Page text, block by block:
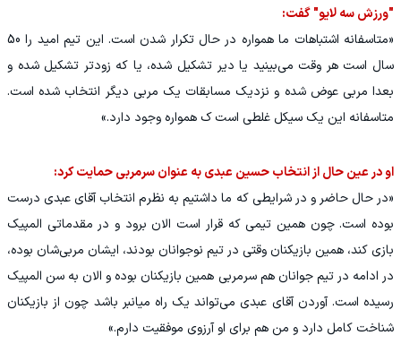
"ورزش سه لایو" گفت:
«متاسفانه اشتباهات ما همواره در حال تکرار شدن است. این تیم امید را 50
سال است هر وقت می‌بینید یا دیر تشکیل شده، یا که زودتر تشکیل شده و
بعدا مربی عوض شده و نزدیک مسابقات یک مربی دیگر انتخاب شده است.
متاسفانه این یک سیکل غلطی است ک همواره وجود دارد.»
او در عین حال از انتخاب حسین عبدی به عنوان سرمربی حمایت کرد:
«در حال حاضر و در شرایطی که ما داشتیم به نظرم انتخاب آقای عبدی درست
بوده است. چون همین تیمی که قرار است الان برود و در مقدماتی المپیک
بازی کند، همین بازیکنان وقتی در تیم نوجوانان بودند، ایشان مربی‌شان بوده،
در ادامه در تیم جوانان هم سرمربی همین بازیکنان بوده و الان به سن المپیک
رسیده است. آوردن آقای عبدی می‌تواند یک راه میانبر باشد چون از بازیکنان
شناخت کامل دارد و من هم برای او آرزوی موفقیت دارم.»